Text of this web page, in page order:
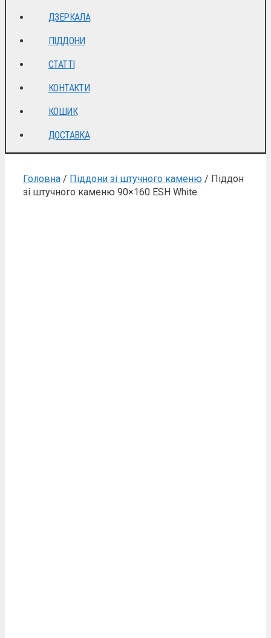
ДЗЕРКАЛА
ПІДДОНИ
СТАТТІ
КОНТАКТИ
КОШИК
ДОСТАВКА
Головна / Піддони зі штучного каменю / Піддон
зі штучного каменю 90×160 ESH White